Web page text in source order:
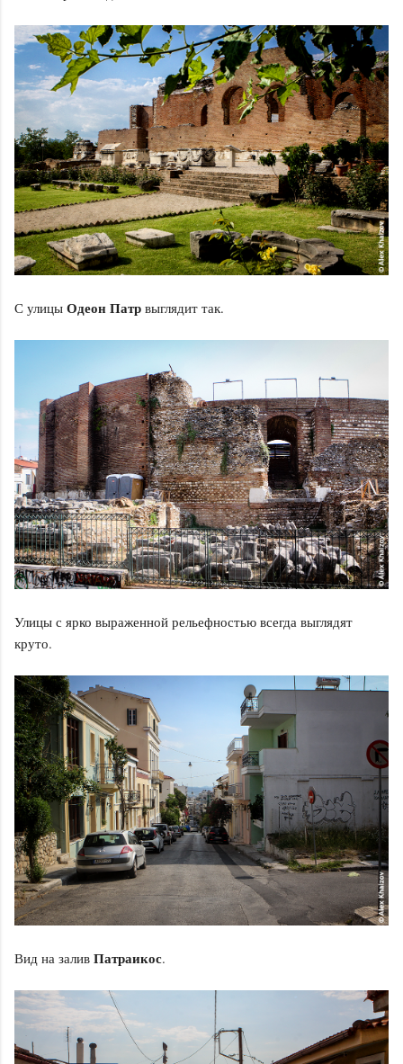
С улицы Одеон Патр выглядит так.
Улицы с ярко выраженной рельефностью всегда выглядят
круто.
Вид на залив Патраикос.